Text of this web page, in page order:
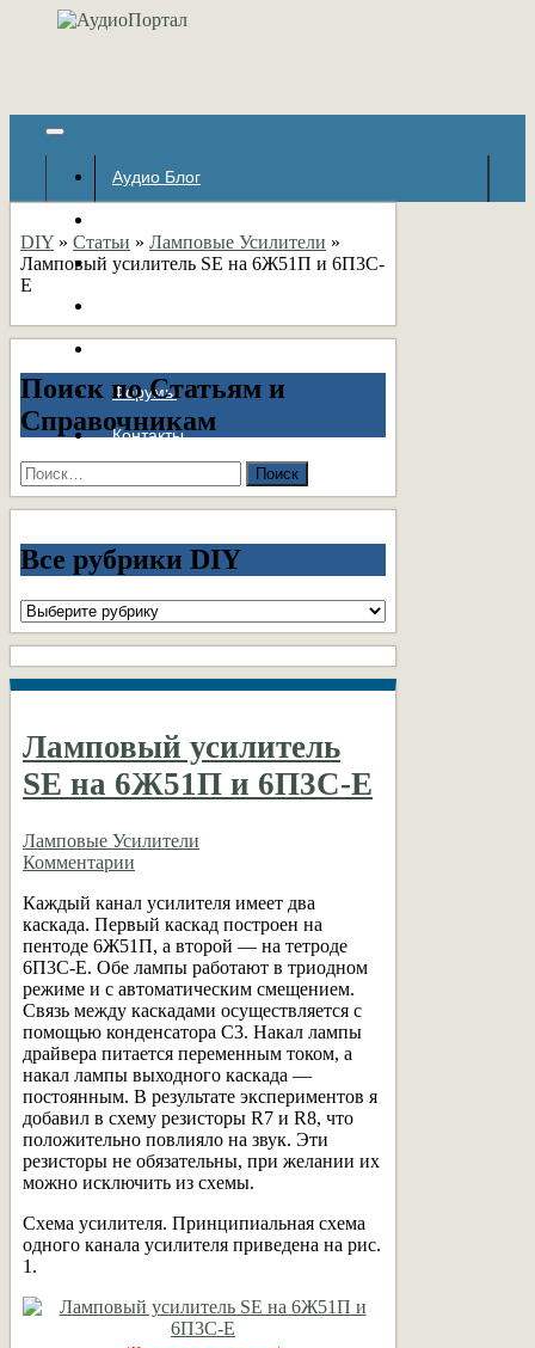
Аудио Блог
Авторские страницы
Форумы
Контакты
DIY » Статьи » Ламповые Усилители »
Ламповый усилитель SE на 6Ж51П и 6П3С-
Е
Поиск по Статьям и
Справочникам
Найти:
Все рубрики DIY
Все
рубрики
DIY
Ламповый усилитель
SE на 6Ж51П и 6П3С-Е
Ламповые Усилители
Комментарии
Каждый канал усилителя имеет два
каскада. Первый каскад построен на
пентоде 6Ж51П, а второй — на тетроде
6П3С-Е. Обе лампы работают в триодном
режиме и с автоматическим смещением.
Связь между каскадами осуществляется с
помощью конденсатора С3. Накал лампы
драйвера питается переменным током, а
накал лампы выходного каскада —
постоянным. В результате экспериментов я
добавил в схему резисторы R7 и R8, что
положительно повлияло на звук. Эти
резисторы не обязательны, при желании их
можно исключить из схемы.
Схема усилителя. Принципиальная схема
одного канала усилителя приведена на рис.
1.